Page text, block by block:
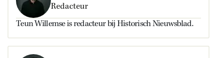
Redacteur
Teun Willemse is redacteur bij Historisch Nieuwsblad.